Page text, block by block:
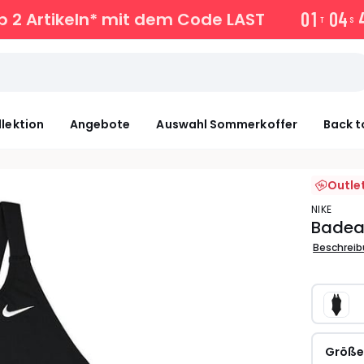
2 Artikeln* mit dem Code LAST 01 T 04 S
Angebote Auswahl Sommerkoffer Back
NIKE
Größe